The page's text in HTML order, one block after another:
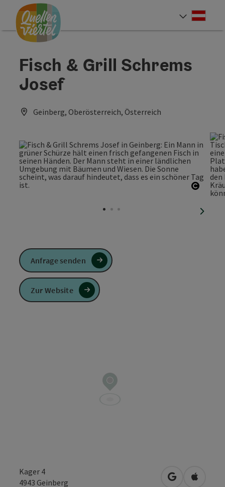
Zum Inhalt
Zur Navigation
Zum Seitenanfang
Fisch & Grill Schrems
Josef
Geinberg, Oberösterreich, Österreich
Kager 4
4943 Geinberg in Google
in
Anfrage senden
Zur Website